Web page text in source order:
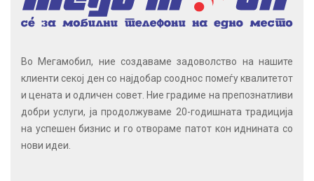
Во Мегамобил, ние создаваме задоволство на нашите
клиенти секој ден со најдобар сооднос помеѓу квалитетот
и цената и одличен совет. Ние градиме на препознатливи
добри услуги, ја продолжуваме 20-годишната традиција
на успешен бизнис и го отвораме патот кон иднината со
нови идеи.